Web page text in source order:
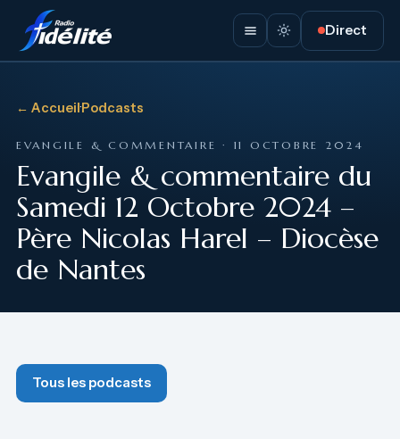
Direct
← Accueil·Podcasts
EVANGILE & COMMENTAIRE · 11 OCTOBRE 2024
Evangile & commentaire du
Samedi 12 Octobre 2024 –
Père Nicolas Harel – Diocèse
de Nantes
Tous les podcasts